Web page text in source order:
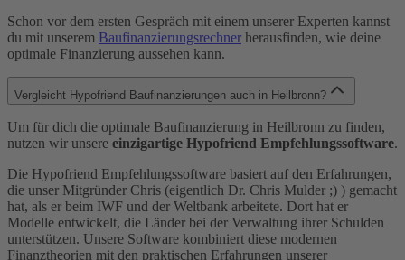
Schon vor dem ersten Gespräch mit einem unserer Experten kannst
du mit unserem Baufinanzierungsrechner herausfinden, wie deine
optimale Finanzierung aussehen kann.
Vergleicht Hypofriend Baufinanzierungen auch in Heilbronn?
Um für dich die optimale Baufinanzierung in Heilbronn zu finden,
nutzen wir unsere einzigartige Hypofriend Empfehlungssoftware.
Die Hypofriend Empfehlungssoftware basiert auf den Erfahrungen,
die unser Mitgründer Chris (eigentlich Dr. Chris Mulder ;) ) gemacht
hat, als er beim IWF und der Weltbank arbeitete. Dort hat er
Modelle entwickelt, die Länder bei der Verwaltung ihrer Schulden
unterstützen. Unsere Software kombiniert diese modernen
Finanztheorien mit den praktischen Erfahrungen unserer